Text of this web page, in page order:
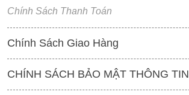
Chính Sách Thanh Toán
Chính Sách Giao Hàng
CHÍNH SÁCH BẢO MẬT THÔNG TIN